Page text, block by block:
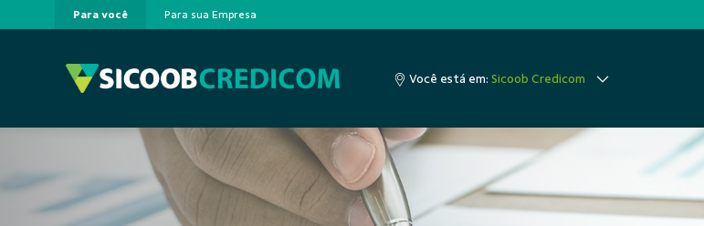
Pular para o Conteúdo principal
Para você Para sua Empresa
Você está em: Sicoob Credicom